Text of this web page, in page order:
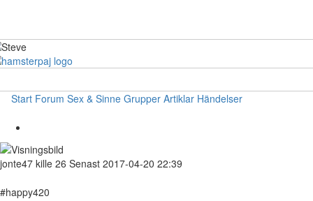
Start Forum Sex & Sinne Grupper Artiklar Händelser
jonte47 kille 26 Senast 2017-04-20 22:39
#happy420